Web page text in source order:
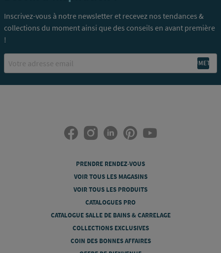
Inscrivez-vous à notre newsletter et recevez nos tendances &
collections du moment ainsi que des conseils en avant première
!
PRENDRE RENDEZ-VOUS
VOIR TOUS LES MAGASINS
VOIR TOUS LES PRODUITS
CATALOGUES PRO
CATALOGUE SALLE DE BAINS & CARRELAGE
COLLECTIONS EXCLUSIVES
COIN DES BONNES AFFAIRES